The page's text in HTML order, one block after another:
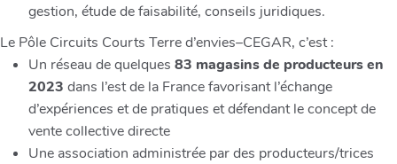
gestion, étude de faisabilité, conseils juridiques.
Le Pôle Circuits Courts Terre d’envies–CEGAR, c’est :
Un réseau de quelques 83 magasins de producteurs en
2023 dans l’est de la France favorisant l’échange
d’expériences et de pratiques et défendant le concept de
vente collective directe
Une association administrée par des producteurs/trices